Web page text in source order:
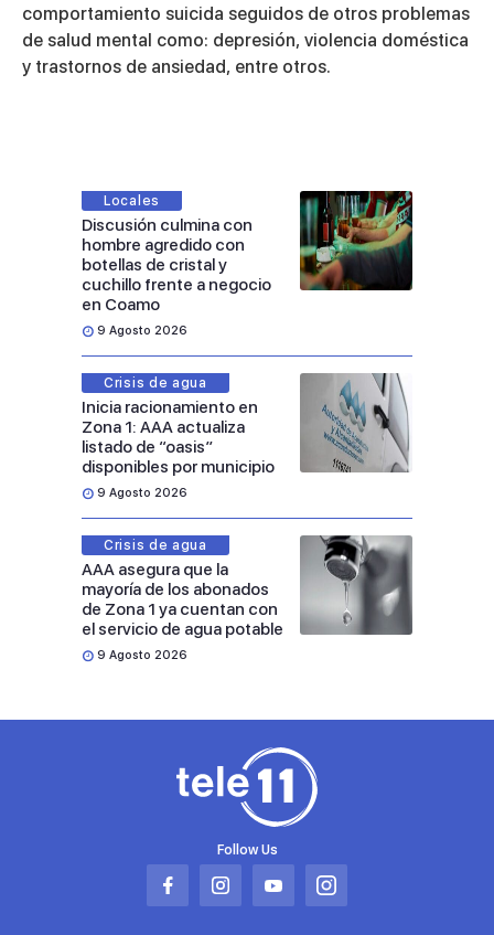
comportamiento suicida seguidos de otros problemas
de salud mental como: depresión, violencia doméstica
y trastornos de ansiedad, entre otros.
Locales
Discusión culmina con
hombre agredido con
botellas de cristal y
cuchillo frente a negocio
en Coamo
9 Agosto 2026
Crisis de agua
Inicia racionamiento en
Zona 1: AAA actualiza
listado de “oasis”
disponibles por municipio
9 Agosto 2026
Crisis de agua
AAA asegura que la
mayoría de los abonados
de Zona 1 ya cuentan con
el servicio de agua potable
9 Agosto 2026
Follow Us
Abrir
Abrir
Abrir
Abrir